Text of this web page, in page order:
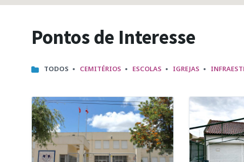
Pontos de Interesse
CATEGORIES:
TODOS CEMITÉRIOS ESCOLAS IGREJAS